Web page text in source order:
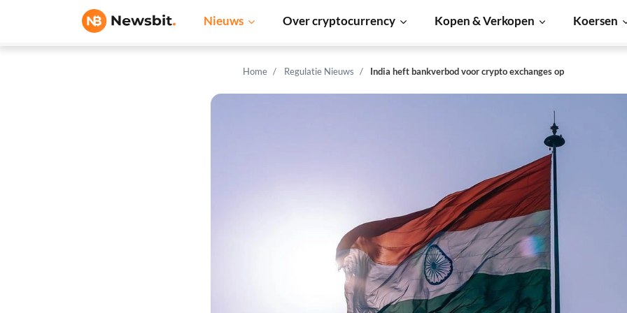
Nieuws Over cryptocurrency Kopen & Verkopen Koersen
Home Regulatie Nieuws India heft bankverbod voor crypto exchanges op